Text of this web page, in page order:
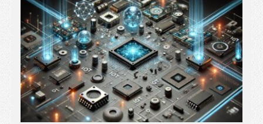
я
с
н
и
т
ь